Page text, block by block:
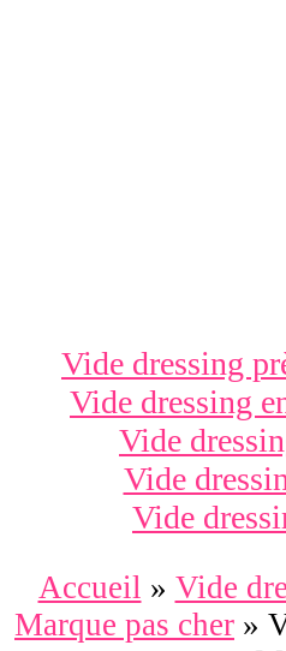
Vide dressing
Vide dressing
Vide
Vide
Vide
Accueil » Vide
Marque pas cher »